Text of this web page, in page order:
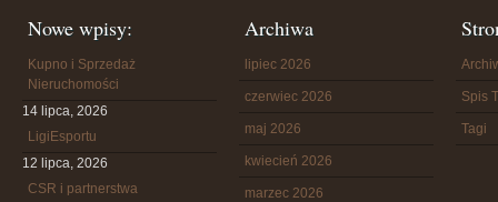
Nowe wpisy:
Kupno i Sprzedaż
Nieruchomości
14 lipca, 2026
LigiEsportu
12 lipca, 2026
CSR i partnerstwa
Archiwa
lipiec 2026
czerwiec 2026
maj 2026
kwiecień 2026
marzec 2026
Spis
Tagi